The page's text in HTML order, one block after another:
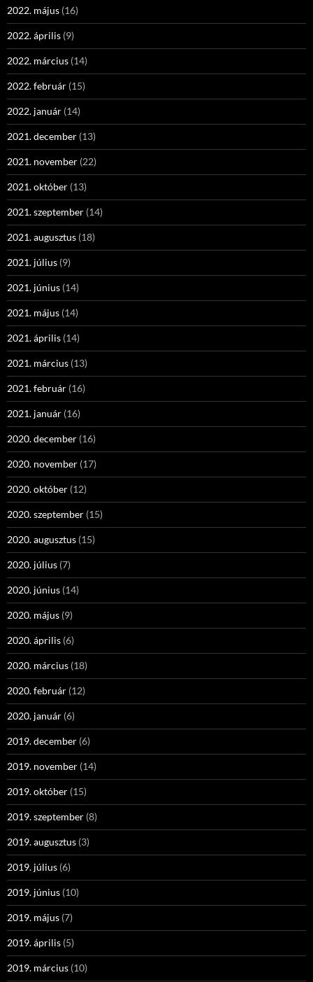
2022. május (16)
2022. április (9)
2022. március (14)
2022. február (15)
2022. január (14)
2021. december (13)
2021. november (22)
2021. október (13)
2021. szeptember (14)
2021. augusztus (18)
2021. július (9)
2021. június (14)
2021. május (14)
2021. április (14)
2021. március (13)
2021. február (16)
2021. január (16)
2020. december (16)
2020. november (17)
2020. október (12)
2020. szeptember (15)
2020. augusztus (15)
2020. július (7)
2020. június (14)
2020. május (9)
2020. április (6)
2020. március (18)
2020. február (12)
2020. január (6)
2019. december (6)
2019. november (14)
2019. október (15)
2019. szeptember (8)
2019. augusztus (3)
2019. július (6)
2019. június (10)
2019. május (7)
2019. április (5)
2019. március (10)